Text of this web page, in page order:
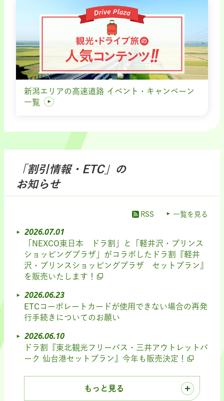
新潟エリアの高速道路 イベント・キャンペーン
一覧
「割引情報・ETC」の
お知らせ
RSS 一覧を見る
2026.07.01
「NEXCO東日本 ドラ割」と「軽井沢・プリンス
ショッピングプラザ」がコラボしたドラ割『軽井
沢・プリンスショッピングプラザ セットプラン』
を販売いたします！
2026.06.23
ETCコーポレートカードが使用できない場合の再発
行手続きについてのお願い
2026.06.10
ドラ割『東北観光フリーパス・三井アウトレットパ
ーク 仙台港セットプラン』今年も販売決定！
もっと見る